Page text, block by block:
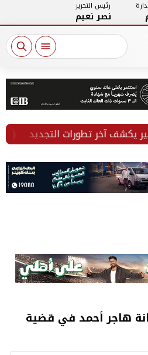
رئيس التحرير
نصر نعيم
هل آخر تطورات التجديد
هاجر أحمد في قضية